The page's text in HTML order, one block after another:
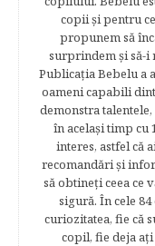
copii şi pentru
propunem să
surprindem şi să-i
Publicația Bebelu a
oameni capabili
demonstra
în acelaşi timp cu
interes, astfel că
recomandări şi
să obtineţi ceea ce
sigură. În cele
curiozitatea, fie că
copil, fie deja